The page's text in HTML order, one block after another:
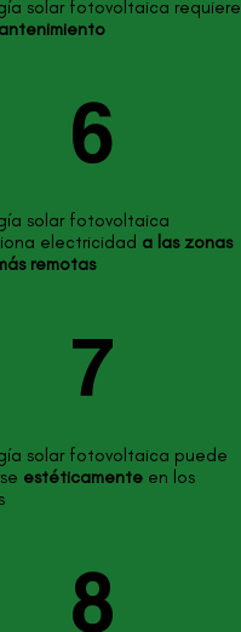
solar fotovoltaica requiere
6
solar fotovoltaica
electricidad a las zonas
remotas
7
solar fotovoltaica puede
estéticamenteen los
8